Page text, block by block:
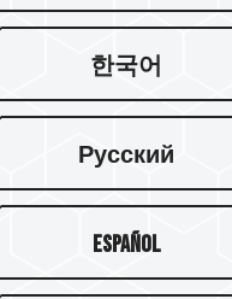
能够在行动装置上畅快
。容量选择有 128GB、
及 2TB，随心摆放高画
应用程序，扩展视野全
한국어
Русский
Español